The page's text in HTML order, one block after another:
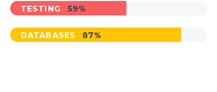
TESTING 59%
DATABASES 87%